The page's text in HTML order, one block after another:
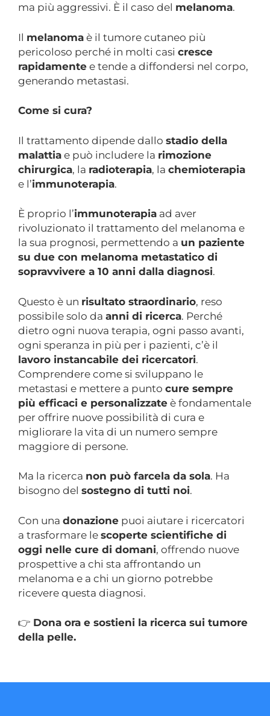
ma più aggressivi. È il caso del melanoma.
Il melanoma è il tumore cutaneo più
pericoloso perché in molti casi cresce
rapidamente e tende a diffondersi nel corpo,
generando metastasi.
Come si cura?
Il trattamento dipende dallo stadio della
malattia e può includere la rimozione
chirurgica, la radioterapia, la chemioterapia
e l’immunoterapia.
È proprio l’immunoterapia ad aver
rivoluzionato il trattamento del melanoma e
la sua prognosi, permettendo a un paziente
su due con melanoma metastatico di
sopravvivere a 10 anni dalla diagnosi.
Questo è un risultato straordinario, reso
possibile solo da anni di ricerca. Perché
dietro ogni nuova terapia, ogni passo avanti,
ogni speranza in più per i pazienti, c’è il
lavoro instancabile dei ricercatori.
Comprendere come si sviluppano le
metastasi e mettere a punto cure sempre
più efficaci e personalizzate è fondamentale
per offrire nuove possibilità di cura e
migliorare la vita di un numero sempre
maggiore di persone.
Ma la ricerca non può farcela da sola. Ha
bisogno del sostegno di tutti noi.
Con una donazione puoi aiutare i ricercatori
a trasformare le scoperte scientifiche di
oggi nelle cure di domani, offrendo nuove
prospettive a chi sta affrontando un
melanoma e a chi un giorno potrebbe
ricevere questa diagnosi.
👉 Dona ora e sostieni la ricerca sui tumore
della pelle.